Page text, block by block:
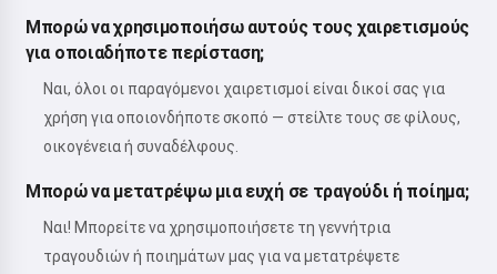
Μπορώ να χρησιμοποιήσω αυτούς τους χαιρετισμούς
για οποιαδήποτε περίσταση;
Ναι, όλοι οι παραγόμενοι χαιρετισμοί είναι δικοί σας για
χρήση για οποιονδήποτε σκοπό — στείλτε τους σε φίλους,
οικογένεια ή συναδέλφους.
Μπορώ να μετατρέψω μια ευχή σε τραγούδι ή ποίημα;
Ναι! Μπορείτε να χρησιμοποιήσετε τη γεννήτρια
τραγουδιών ή ποιημάτων μας για να μετατρέψετε